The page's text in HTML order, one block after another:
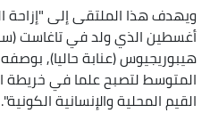
ويهدف هذا الملتقى إلى "إزاحة
أغسطين الذي ولد في تاغاست
هيبوريجيوس (عنابة حاليا), بوصفه
المتوسط لتصبح علما في خريطة
القيم المحلية والإنسانية الكونية".